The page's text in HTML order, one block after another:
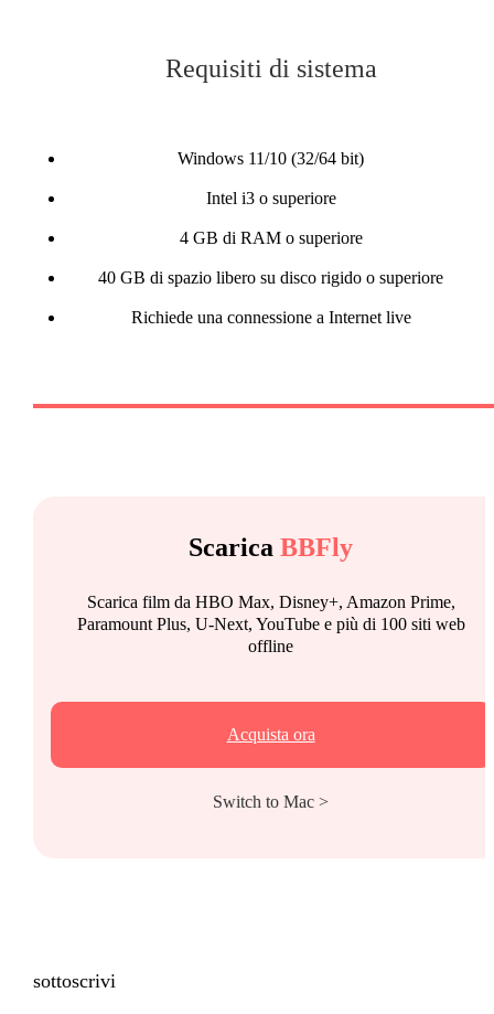
Requisiti di sistema
Windows 11/10 (32/64 bit)
Intel i3 o superiore
4 GB di RAM o superiore
40 GB di spazio libero su disco rigido o superiore
Richiede una connessione a Internet live
ScaricaBBFly
Scarica film da HBO Max, Disney+, Amazon Prime,
Paramount Plus, U-Next, YouTube e più di 100 siti web
offline
Acquista ora
Switch to Mac >
sottoscrivi